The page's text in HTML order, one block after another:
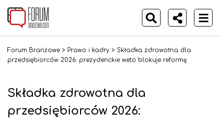
Forum Branżowe > Prawo i kadry > Składka zdrowotna dla
przedsiębiorców 2026: prezydenckie weto blokuje reformę
Składka zdrowotna dla
przedsiębiorców 2026: